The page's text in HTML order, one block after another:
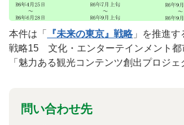
本件は「 『未来の東京』戦略」を推進す
戦略15 文化・エンターテインメント都
「魅力ある観光コンテンツ創出プロジェ
問い合わせ先